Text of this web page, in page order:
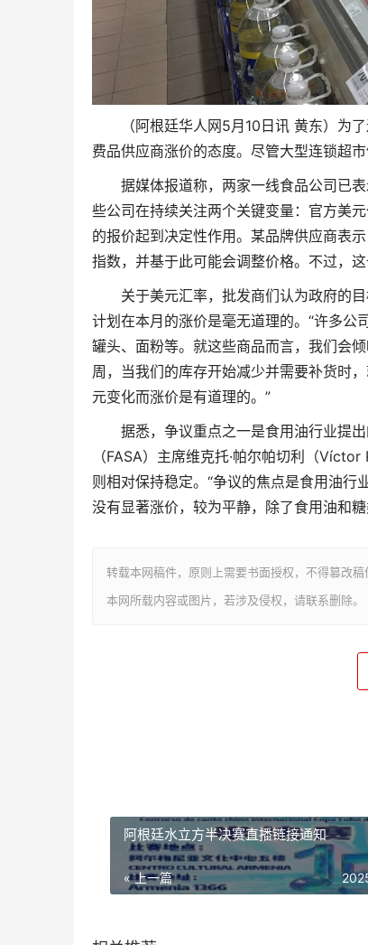
（阿根廷华人网5月10日讯 黄东）为
费品供应商涨价的态度。尽管大型连锁超
据媒体报道称，两家一线食品公司已
些公司在持续关注两个关键变量：官方美
的报价起到决定性作用。某品牌供应商表
指数，并基于此可能会调整价格。不过，
关于美元汇率，批发商们认为政府的
计划在本月的涨价是毫无道理的。“许多公
罐头、面粉等。就这些商品而言，我们会
周，当我们的库存开始减少并需要补货时
元变化而涨价是有道理的。”
据悉，争议重点之一是食用油行业提
（FASA）主席维克托·帕尔帕切利（
则相对保持稳定。“争议的焦点是食用油
没有显著涨价，较为平静，除了食用油和糖
转载本网稿件，原则上需要书面授权，不得篡改
本网所载内容或图片，若涉及侵权，请联系删除。
阿根廷水立方半决赛直播链接通知
« 上一篇